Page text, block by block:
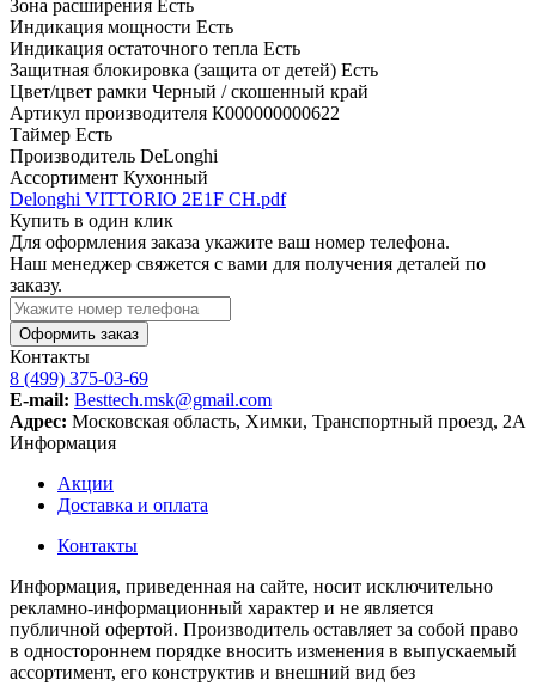
Зона расширения Есть
Индикация мощности Есть
Индикация остаточного тепла Есть
Защитная блокировка (защита от детей) Есть
Цвет/цвет рамки Черный / скошенный край
Артикул производителя К000000000622
Таймер Есть
Производитель DeLonghi
Ассортимент Кухонный
Delonghi VITTORIO 2E1F CH.pdf
Купить в один клик
Для оформления заказа укажите ваш номер телефона.
Наш менеджер свяжется с вами для получения деталей по
заказу.
Оформить заказ
Контакты
8 (499) 375-03-69
E-mail: Besttech.msk@gmail.com
Адрес: Московская область, Химки, Транспортный проезд, 2А
Информация
Акции
Доставка и оплата
Контакты
Информация, приведенная на сайте, носит исключительно
рекламно-информационный характер и не является
публичной офертой. Производитель оставляет за собой право
в одностороннем порядке вносить изменения в выпускаемый
ассортимент, его конструктив и внешний вид без